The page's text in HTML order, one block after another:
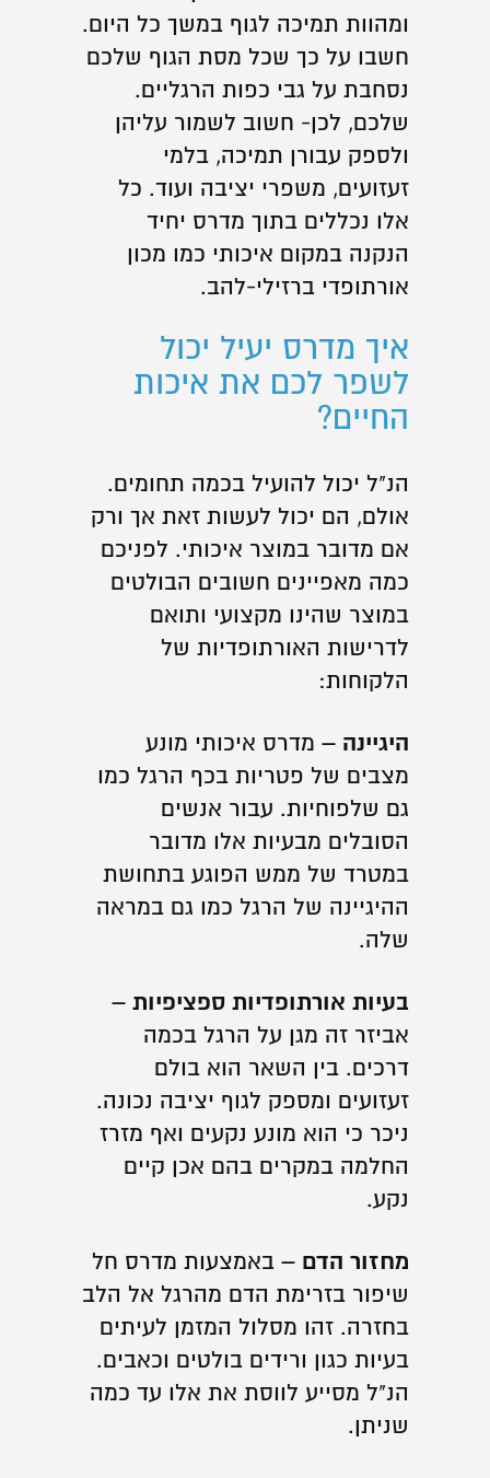
ומהוות תמיכה לגוף במשך כל היום.
חשבו על כך שכל מסת הגוף שלכם
נסחבת על גבי כפות הרגליים.
שלכם, לכן- חשוב לשמור עליהן
ולספק עבורן תמיכה, בלמי
זעזועים, משפרי יציבה ועוד. כל
אלו נכללים בתוך מדרס יחיד
הנקנה במקום איכותי כמו מכון
אורתופדי ברזילי-להב.
איך מדרס יעיל יכול
לשפר לכם את איכות
החיים?
הנ"ל יכול להועיל בכמה תחומים.
אולם, הם יכול לעשות זאת אך ורק
אם מדובר במוצר איכותי. לפניכם
כמה מאפיינים חשובים הבולטים
במוצר שהינו מקצועי ותואם
לדרישות האורתופדיות של
הלקוחות:
היגיינה – מדרס איכותי מונע
מצבים של פטריות בכף הרגל כמו
גם שלפוחיות. עבור אנשים
הסובלים מבעיות אלו מדובר
במטרד של ממש הפוגע בתחושת
ההיגיינה של הרגל כמו גם במראה
שלה.
בעיות אורתופדיות ספציפיות –
אביזר זה מגן על הרגל בכמה
דרכים. בין השאר הוא בולם
זעזועים ומספק לגוף יציבה נכונה.
ניכר כי הוא מונע נקעים ואף מזרז
החלמה במקרים בהם אכן קיים
נקע.
מחזור הדם – באמצעות מדרס חל
שיפור בזרימת הדם מהרגל אל הלב
בחזרה. זהו מסלול המזמן לעיתים
בעיות כגון ורידים בולטים וכאבים.
הנ"ל מסייע לווסת את אלו עד כמה
שניתן.